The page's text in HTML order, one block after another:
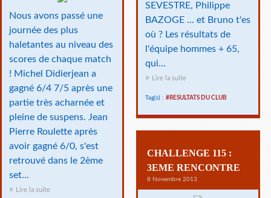
SEVESTRE, Philippe
BAZOGE ... et Bruno t'es
où ? Les résultats de
l'équipe hommes + 65,
qui...
Lire la suite
Tag(s) : #RESULTATS DU CLUB
Nous avons passé une
journée des plus
haletantes au niveau des
scores de chaque match
! Michel Didierjean a
gagné 6/4 7/5 après une
partie très acharnée et
pleine de suspens. Jean
Pierre Roulette après
avoir gagné 6/0, s'est
retrouvé dans le 2ème
set...
Lire la suite
CHALLENGE 115 :
3EME RENCONTRE
8 Novembre 2013